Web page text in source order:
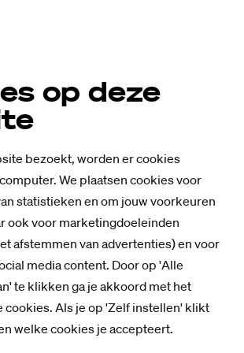
op deze
bezoekt, worden er cookies
We plaatsen cookies voor
statistieken en om jouw voorkeuren
ook voor marketingdoeleinden
afstemmen van advertenties) en voor
media content. Door op 'Alle
te klikken ga je akkoord met het
cookies. Als je op 'Zelf instellen' klikt
welke cookies je accepteert.